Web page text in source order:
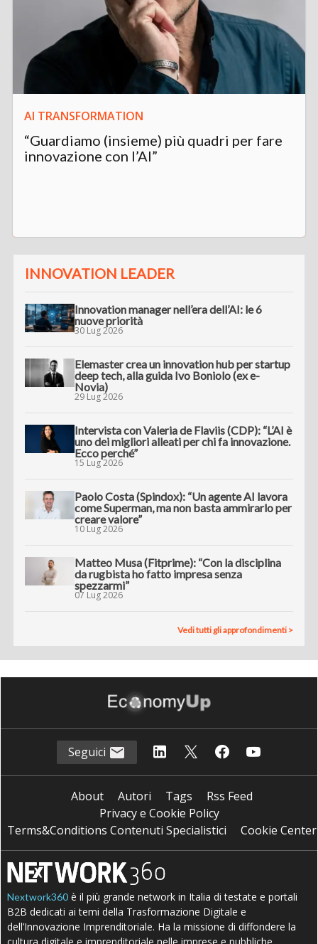
AI TRANSFORMATION
“Guardiamo (insieme) più quadri per fare
innovazione con l’AI”
INNOVATION LEADER
Innovation manager nell’era dell’AI: le 6
nuove priorità
30 Lug 2026
Elemaster crea un innovation hub per startup
deep tech, alla guida Ivo Boniolo (ex e-
Novia)
29 Lug 2026
Intervista con Valeria de Flaviis (CDP): “L’AI è
uno dei migliori alleati per chi fa innovazione.
Ecco perché”
15 Lug 2026
Paolo Costa (Spindox): “Un agente AI lavora
come Superman, ma non basta ammirarlo per
creare valore”
10 Lug 2026
Matteo Musa (Fitprime): “Con la disciplina
da rugbista ho fatto impresa senza
spezzarmi”
07 Lug 2026
Vedi tutti gli approfondimenti >
Seguici
About Autori Tags
Rss Feed
Privacy e Cookie Policy
Terms&Conditions Contenuti Specialistici
Cookie Center
Nextwork360 è il più grande network in Italia di testate e portali
B2B dedicati ai temi della Trasformazione Digitale e
dell’Innovazione Imprenditoriale. Ha la missione di diffondere la